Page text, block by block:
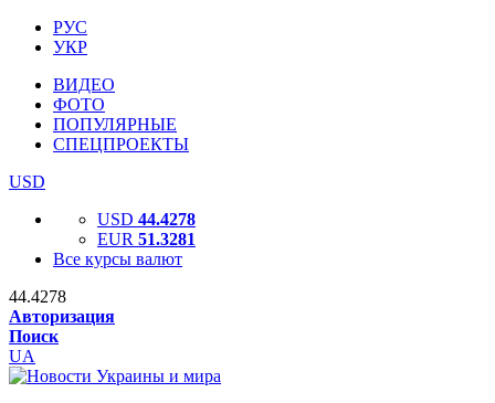
РУС
УКР
ВИДЕО
ФОТО
ПОПУЛЯРНЫЕ
СПЕЦПРОЕКТЫ
USD
USD 44.4278
EUR 51.3281
Все курсы валют
44.4278
Авторизация
Поиск
UA